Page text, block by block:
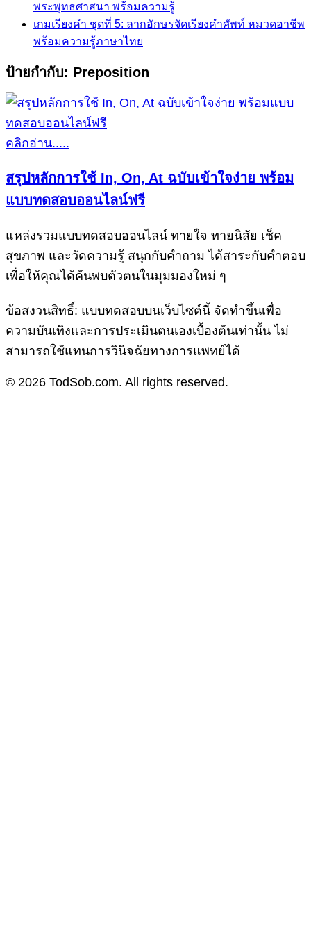
พระพุทธศาสนา พร้อมความรู้
เกมเรียงคำ ชุดที่ 5: ลากอักษรจัดเรียงคำศัพท์ หมวดอาชีพ
พร้อมความรู้ภาษาไทย
ป้ายกำกับ: Preposition
คลิกอ่าน.....
สรุปหลักการใช้ In, On, At ฉบับเข้าใจง่าย พร้อม
แบบทดสอบออนไลน์ฟรี
แหล่งรวมแบบทดสอบออนไลน์ ทายใจ ทายนิสัย เช็ค
สุขภาพ และวัดความรู้ สนุกกับคำถาม ได้สาระกับคำตอบ
เพื่อให้คุณได้ค้นพบตัวตนในมุมมองใหม่ ๆ
ข้อสงวนสิทธิ์: แบบทดสอบบนเว็บไซต์นี้ จัดทำขึ้นเพื่อ
ความบันเทิงและการประเมินตนเองเบื้องต้นเท่านั้น ไม่
สามารถใช้แทนการวินิจฉัยทางการแพทย์ได้
© 2026 TodSob.com. All rights reserved.